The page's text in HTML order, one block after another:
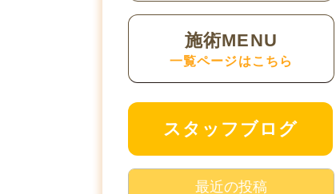
施術MENU
一覧ページはこちら
スタッフブログ
最近の投稿